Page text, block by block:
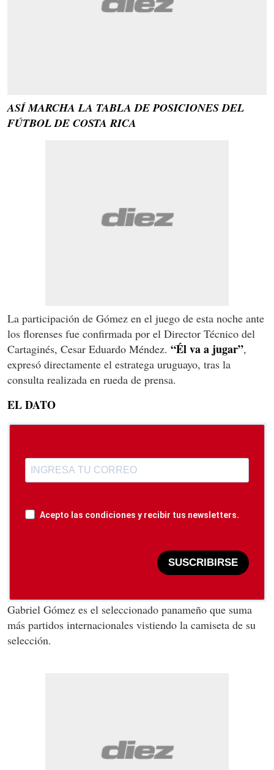
ASÍ MARCHA LA TABLA DE POSICIONES DEL
FÚTBOL DE COSTA RICA
La participación de Gómez en el juego de esta noche ante
los florenses fue confirmada por el Director Técnico del
Cartaginés, Cesar Eduardo Méndez. “Él va a jugar”,
expresó directamente el estratega uruguayo, tras la
consulta realizada en rueda de prensa.
EL DATO
Acepto las condiciones y recibir tus newsletters.
SUSCRIBIRSE
Gabriel Gómez es el seleccionado panameño que suma
más partidos internacionales vistiendo la camiseta de su
selección.